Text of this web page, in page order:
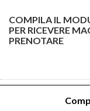
COMPILA IL
PER RICEVERE
PRENOTARE